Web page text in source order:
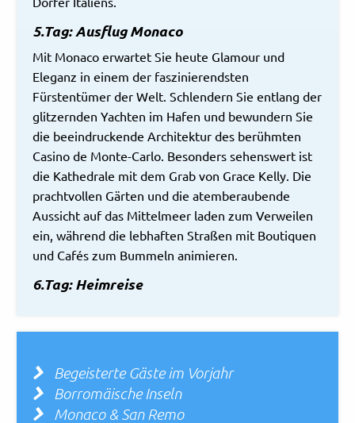
5.Tag: Ausflug Monaco
Mit Monaco erwartet Sie heute Glamour und
Eleganz in einem der faszinierendsten
Fürstentümer der Welt. Schlendern Sie entlang der
glitzernden Yachten im Hafen und bewundern Sie
die beeindruckende Architektur des berühmten
Casino de Monte-Carlo. Besonders sehenswert ist
die Kathedrale mit dem Grab von Grace Kelly. Die
prachtvollen Gärten und die atemberaubende
Aussicht auf das Mittelmeer laden zum Verweilen
ein, während die lebhaften Straßen mit Boutiquen
und Cafés zum Bummeln animieren.
6.Tag: Heimreise
Begeisterte Gäste im Vorjahr
Borromäische Inseln
Monaco & San Remo